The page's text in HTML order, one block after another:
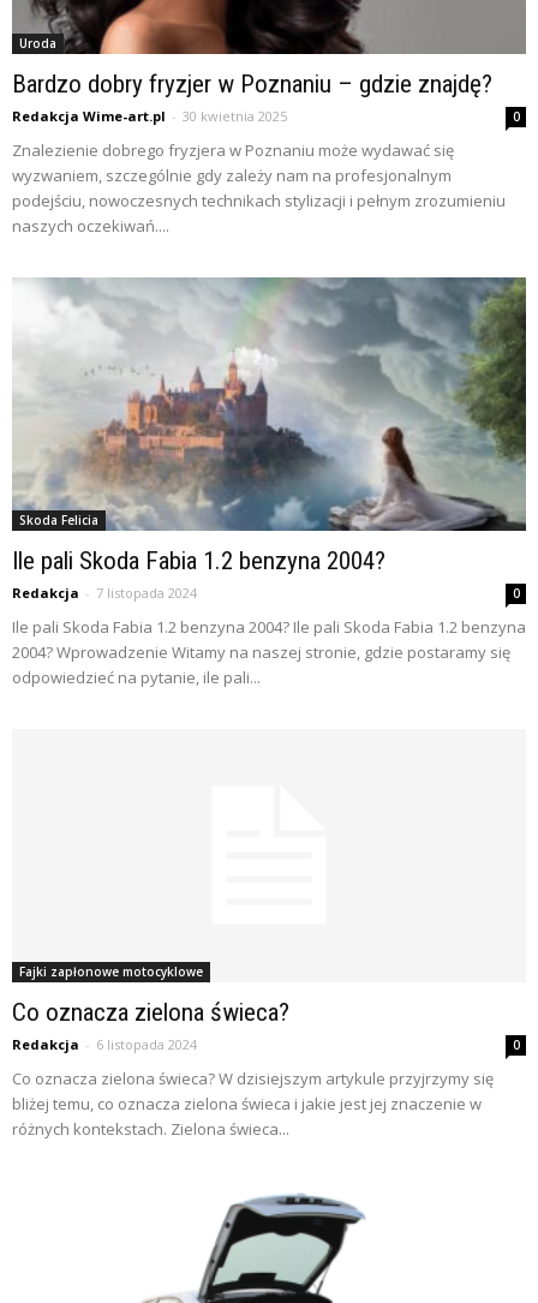
Uroda
Bardzo dobry fryzjer w Poznaniu – gdzie znajdę?
Redakcja Wime-art.pl - 30 kwietnia 2025 0
Znalezienie dobrego fryzjera w Poznaniu może wydawać się
wyzwaniem, szczególnie gdy zależy nam na profesjonalnym
podejściu, nowoczesnych technikach stylizacji i pełnym zrozumieniu
naszych oczekiwań....
Skoda Felicia
Ile pali Skoda Fabia 1.2 benzyna 2004?
Redakcja - 7 listopada 2024 0
Ile pali Skoda Fabia 1.2 benzyna 2004? Ile pali Skoda Fabia 1.2 benzyna
2004? Wprowadzenie Witamy na naszej stronie, gdzie postaramy się
odpowiedzieć na pytanie, ile pali...
Fajki zapłonowe motocyklowe
Co oznacza zielona świeca?
Redakcja - 6 listopada 2024 0
Co oznacza zielona świeca? W dzisiejszym artykule przyjrzymy się
bliżej temu, co oznacza zielona świeca i jakie jest jej znaczenie w
różnych kontekstach. Zielona świeca...